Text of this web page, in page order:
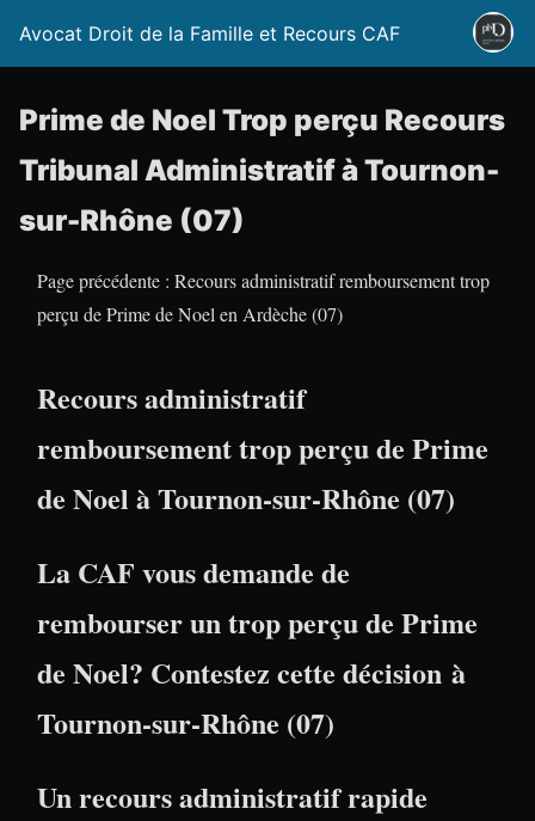
Avocat Droit de la Famille et Recours CAF
Prime de Noel Trop perçu Recours
Tribunal Administratif à Tournon-
sur-Rhône (07)
Page précédente : Recours administratif remboursement trop
perçu de Prime de Noel en Ardèche (07)
Recours administratif
remboursement trop perçu de Prime
de Noel à Tournon-sur-Rhône (07)
La CAF vous demande de
rembourser un trop perçu de Prime
de Noel? Contestez cette décision à
Tournon-sur-Rhône (07)
Un recours administratif rapide